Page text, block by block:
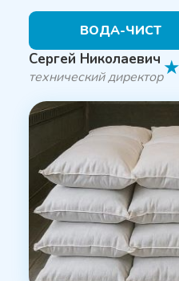
ВОДА-ЧИСТ
Сергей Николаевич
технический директор★